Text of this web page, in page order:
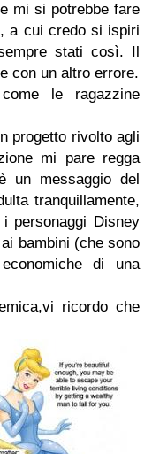
mi si potrebbe fare
, a cui credo si ispiri
stati così. Il
con un altro errore.
le ragazzine
progetto rivolto agli
mi pare regga
un messaggio del
tranquillamente,
personaggi Disney
bambini (che sono
di una
vi ricordo che